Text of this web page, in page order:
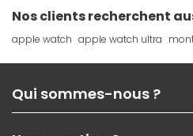
Nos clients recherchent
apple watch apple watch ultra
Qui sommes-nous ?